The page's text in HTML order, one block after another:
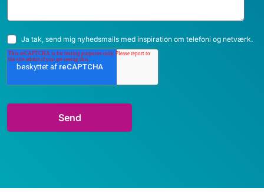
Ja tak, send mig nyhedsmails med inspiration om telefoni og netværk.